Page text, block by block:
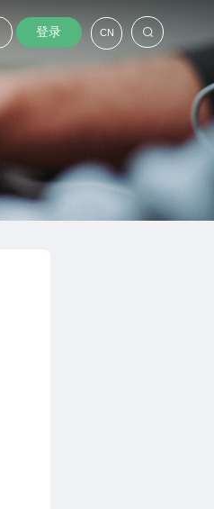
登录 CN